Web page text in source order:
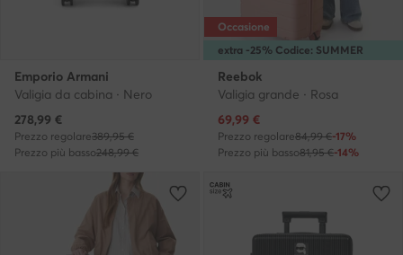
Emporio Armani
Valigia da cabina · Nero
Prezzo attuale
278,99 €
Prezzo regolare389,95 €
Prezzo più basso248,99 €
extra -25% Codice: SUMMER
Occasione
Reebok
Valigia grande · Rosa
Prezzo attuale
69,99 €
Prezzo regolare84,99 €-17%
Prezzo più basso81,95 €-14%